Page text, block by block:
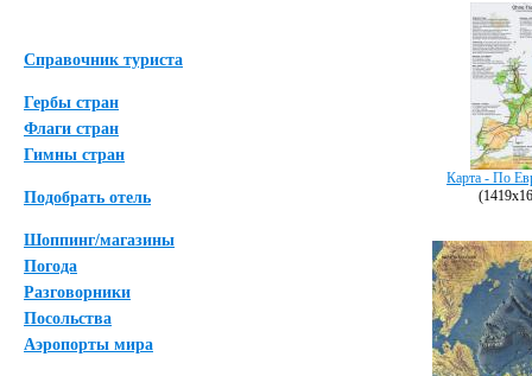
Справочник туриста
Гербы стран
Флаги стран
Гимны стран
Подобрать отель
Шоппинг/магазины
Погода
Разговорники
Посольства
Аэропорты мира
Карта - По